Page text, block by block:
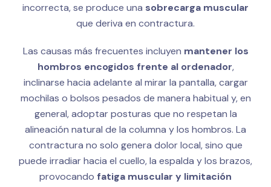
incorrecta, se produce una sobrecarga muscular
que deriva en contractura.
Las causas más frecuentes incluyen mantener los
hombros encogidos frente al ordenador,
inclinarse hacia adelante al mirar la pantalla, cargar
mochilas o bolsos pesados de manera habitual y, en
general, adoptar posturas que no respetan la
alineación natural de la columna y los hombros. La
contractura no solo genera dolor local, sino que
puede irradiar hacia el cuello, la espalda y los brazos,
provocando fatiga muscular y limitación